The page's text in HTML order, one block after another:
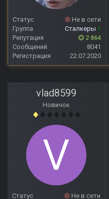
Статус
Не в сети
Группа
Сталкеры +
Репутация
2 864
Сообщений
8041
Регистрация
22.07.2020
vlad8599
Новичок
Статус
Не в сети